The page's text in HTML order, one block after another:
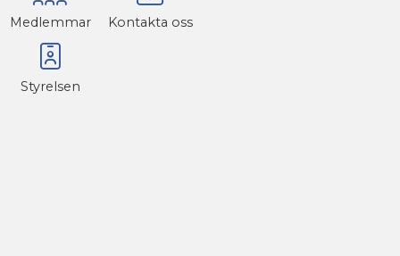
Medlemmar Kontakta oss
Styrelsen